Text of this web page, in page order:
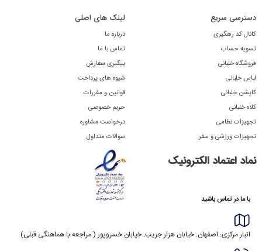
دسترسی سریع
کانال کد رهگیری
تسویه حساب
فروشگاه خلبانی
لباس خلبانی
کاپشن خلبانی
کلاه خلبانی
تجهیزات نظامی
تجهیزات ورزشی و سفر
لینک های اصلی
درباره ما
تماس با ما
پیگیری سفارش
شیوه های پرداخت
قوانین و مقررات
حریم خصوصی
درخواست مشاوره
سوالات متداول
نماد اعتماد الکترونیک
با ما در تماس باشید
انبار مرکزی: اصفهان. خیابان هزار جریب. خیابان خسروپور ( مراجعه با هماهنگی قبلی)